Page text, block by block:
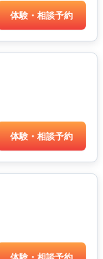
体験・相談予約
体験・相談予約